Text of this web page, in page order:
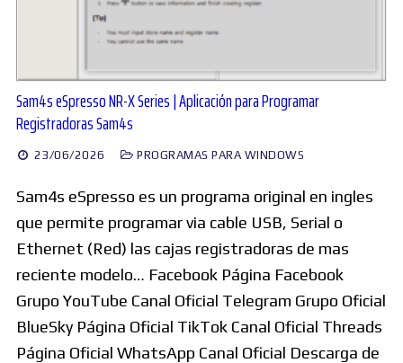
Sam4s eSpresso NR-X Series | Aplicación para Programar
Registradoras Sam4s
23/06/2026 PROGRAMAS PARA WINDOWS
Sam4s eSpresso es un programa original en ingles
que permite programar via cable USB, Serial o
Ethernet (Red) las cajas registradoras de mas
reciente modelo… Facebook Página Facebook
Grupo YouTube Canal Oficial Telegram Grupo Oficial
BlueSky Página Oficial TikTok Canal Oficial Threads
Página Oficial WhatsApp Canal Oficial Descarga de